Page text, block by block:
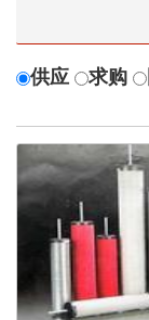
供应 求购